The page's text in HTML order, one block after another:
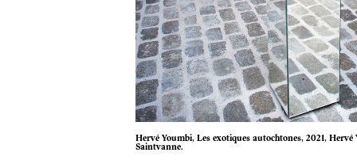
Hervé Youmbi, Les exotiques autochtones, 2021, Hervé Youmbi and Axis Gallery, New York Photo © Christian
Saintvanne.